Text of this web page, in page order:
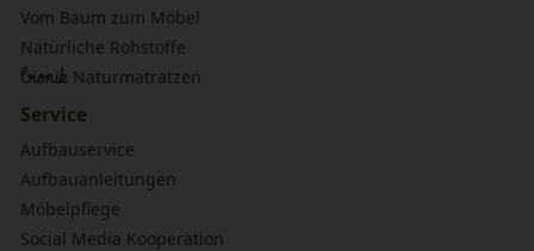
Vom Baum zum Möbel
Natürliche Rohstoffe
bionik Naturmatratzen
Service
Aufbauservice
Aufbauanleitungen
Möbelpflege
Social Media Kooperation